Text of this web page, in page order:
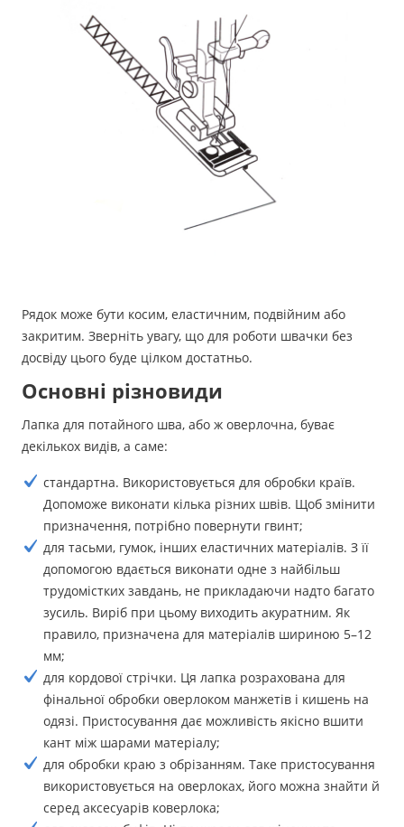
Рядок може бути косим, еластичним, подвійним або
закритим. Зверніть увагу, що для роботи швачки без
досвіду цього буде цілком достатньо.
Основні різновиди
Лапка для потайного шва, або ж оверлочна, буває
декількох видів, а саме:
стандартна. Використовується для обробки країв.
Допоможе виконати кілька різних швів. Щоб змінити
призначення, потрібно повернути гвинт;
для тасьми, гумок, інших еластичних матеріалів. З її
допомогою вдається виконати одне з найбільш
трудомістких завдань, не прикладаючи надто багато
зусиль. Виріб при цьому виходить акуратним. Як
правило, призначена для матеріалів шириною 5–12
мм;
для кордової стрічки. Ця лапка розрахована для
фінальної обробки оверлоком манжетів і кишень на
одязі. Пристосування дає можливість якісно вшити
кант між шарами матеріалу;
для обробки краю з обрізанням. Таке пристосування
використовується на оверлоках, його можна знайти й
серед аксесуарів коверлока;